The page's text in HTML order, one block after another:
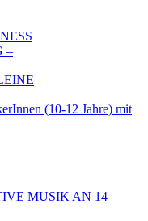
–
(10-12 Jahre) mit
MUSIK AN 14